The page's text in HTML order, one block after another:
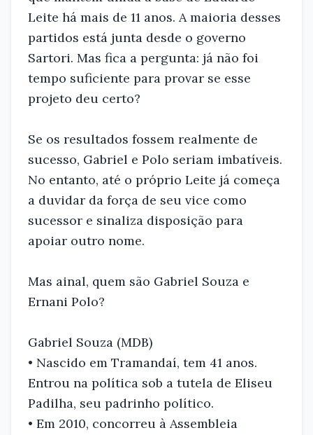
Leite há mais de 11 anos. A maioria desses
partidos está junta desde o governo
Sartori. Mas fica a pergunta: já não foi
tempo suficiente para provar se esse
projeto deu certo?
Se os resultados fossem realmente de
sucesso, Gabriel e Polo seriam imbatíveis.
No entanto, até o próprio Leite já começa
a duvidar da força de seu vice como
sucessor e sinaliza disposição para
apoiar outro nome.
Mas ainal, quem são Gabriel Souza e
Ernani Polo?
Gabriel Souza (MDB)
• Nascido em Tramandaí, tem 41 anos.
Entrou na política sob a tutela de Eliseu
Padilha, seu padrinho político.
• Em 2010, concorreu à Assembleia